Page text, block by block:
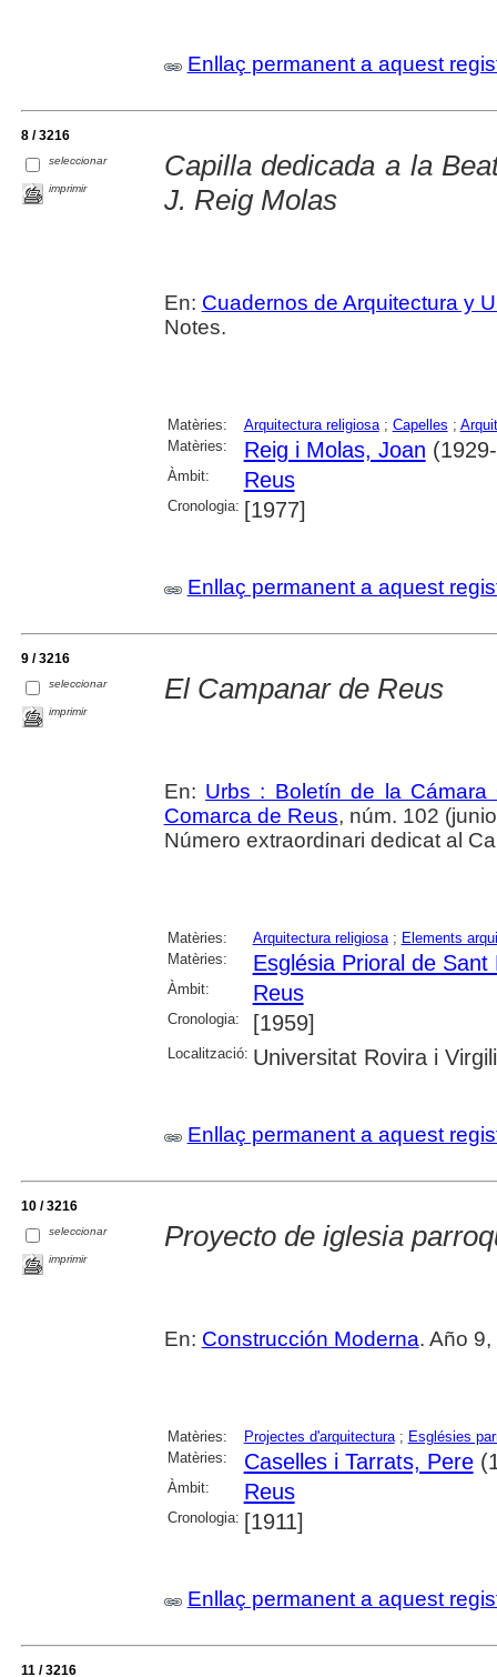
Enllaç permanent a aquest
8 / 3216
seleccionar
imprimir
Capilla dedicada a la
J. Reig Molas
En: Cuadernos de Arquitectura y
Notes.
Matèries: Arquitectura religiosa; Capelles ;
Matèries:
Reig i Molas, Joan
Àmbit: Reus
Cronologia: [1977]
Enllaç permanent a aquest
9 / 3216
seleccionar
imprimir
El Campanar de Reus
En: Urbs : Boletín de la
Comarca de Reus, núm. 102
Número extraordinari dedicat al
Matèries: Arquitectura religiosa; Elements
Matèries:
Església Prioral de Sant
Àmbit: Reus
Cronologia: [1959]
Localització: Universitat Rovira i
Enllaç permanent a aquest
10 / 3216
seleccionar
imprimir
Proyecto de iglesia
En: Construcción Moderna. Año
Matèries: Projectes d'arquitectura; Esglésies
Matèries:
Caselles i Tarrats, Pere
Àmbit: Reus
Cronologia: [1911]
Enllaç permanent a aquest
11 / 3216